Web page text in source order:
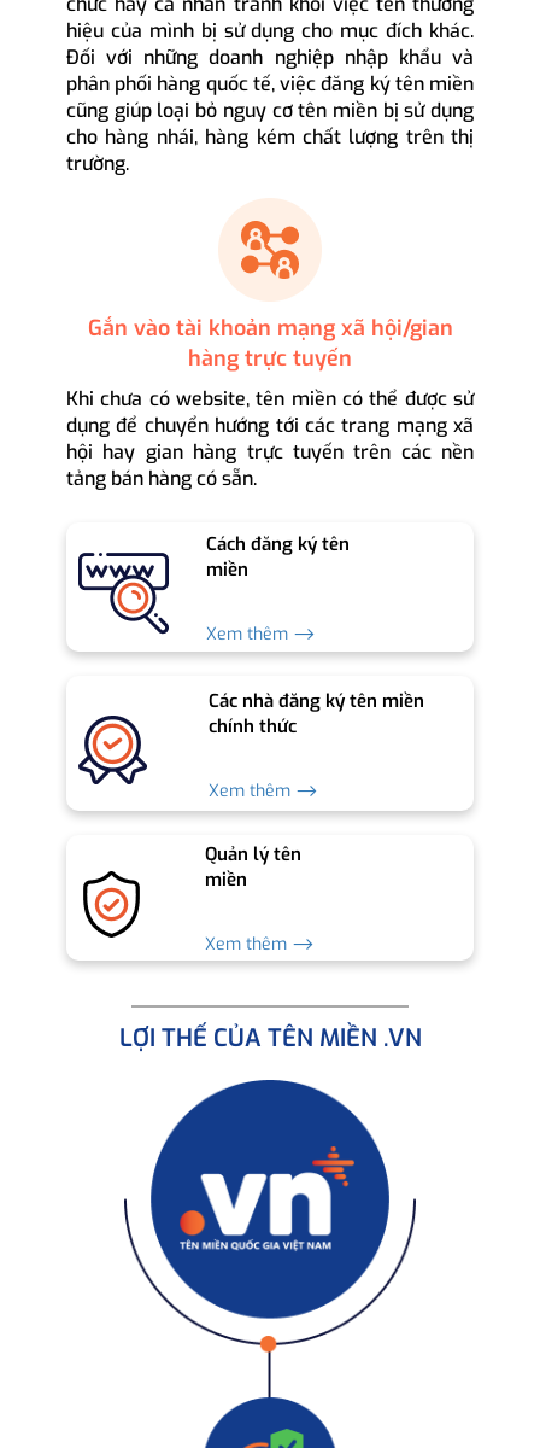
hiệu của mình bị sử dụng cho mục đích khác.
Đối với những doanh nghiệp nhập khẩu và
phân phối hàng quốc tế, việc đăng ký tên miền
cũng giúp loại bỏ nguy cơ tên miền bị sử dụng
cho hàng nhái, hàng kém chất lượng trên thị
trường.
Gắn vào tài khoản mạng xã hội/gian
hàng trực tuyến
Khi chưa có website, tên miền có thể được sử
dụng để chuyển hướng tới các trang mạng xã
hội hay gian hàng trực tuyến trên các nền
tảng bán hàng có sẵn.
Cách đăng ký tên
miền
Xem thêm ⟶
Các nhà đăng ký tên miền
chính thức
Xem thêm ⟶
Quản lý tên
miền
Xem thêm ⟶
LỢI THẾ CỦA TÊN MIỀN .VN